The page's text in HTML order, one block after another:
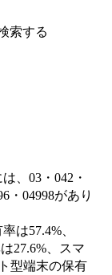
、03・042・
・04998があり
は57.4%、
27.6%、スマ
型端末の保有